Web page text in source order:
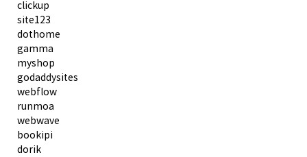
clickup
site123
dothome
gamma
myshop
godaddysites
webflow
runmoa
webwave
bookipi
dorik